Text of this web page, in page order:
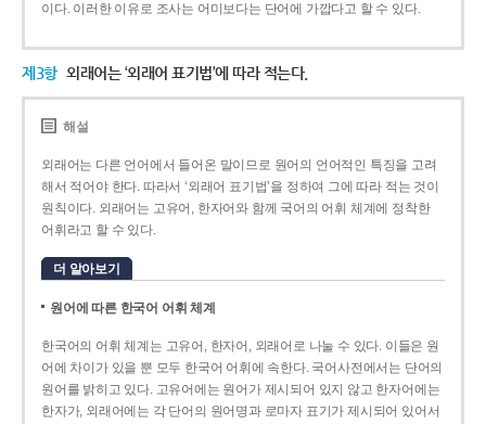
이다. 이러한 이유로 조사는 어미보다는 단어에 가깝다고 할 수 있다.
제3항 외래어는 ‘외래어 표기법’에 따라 적는다.
해설
외래어는 다른 언어에서 들어온 말이므로 원어의 언어적인 특징을 고려
해서 적어야 한다. 따라서 ‘외래어 표기법’을 정하여 그에 따라 적는 것이
원칙이다. 외래어는 고유어, 한자어와 함께 국어의 어휘 체계에 정착한
어휘라고 할 수 있다.
더 알아보기
원어에 따른 한국어 어휘 체계
한국어의 어휘 체계는 고유어, 한자어, 외래어로 나눌 수 있다. 이들은 원
어에 차이가 있을 뿐 모두 한국어 어휘에 속한다. 국어사전에서는 단어의
원어를 밝히고 있다. 고유어에는 원어가 제시되어 있지 않고 한자어에는
한자가, 외래어에는 각 단어의 원어명과 로마자 표기가 제시되어 있어서